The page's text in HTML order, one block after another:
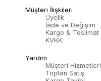
Müşteri İlişkileri
Üyelik
İade ve Değişim
Kargo & Teslimat
KVKK
Yardım
Müşteri Hizmetleri
Toptan Satış